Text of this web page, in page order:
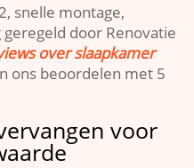
snelle montage,
door Renovatie
over slaapkamer
ons beoordelen met 5
voor